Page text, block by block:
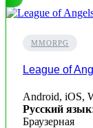
MMORPG
League of
Android, iOS,
Русский язык
Браузерная